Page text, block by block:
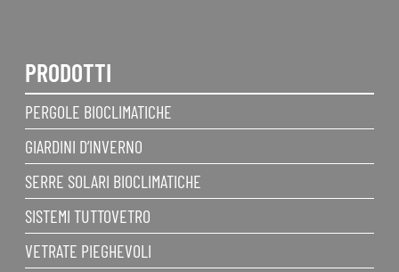
PRODOTTI
PERGOLE BIOCLIMATICHE
GIARDINI D’INVERNO
SERRE SOLARI BIOCLIMATICHE
SISTEMI TUTTOVETRO
VETRATE PIEGHEVOLI